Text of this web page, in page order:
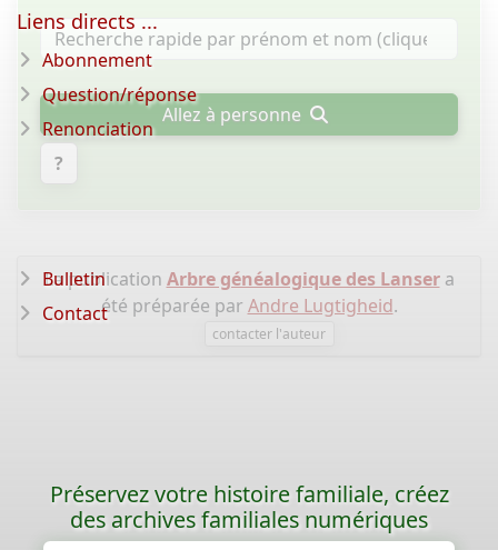
Allez à personne
?
La publication Arbre généalogique des Lansera
été préparée par Andre Lugtigheid.
contacter l'auteur
Liens directs ...
Abonnement
Question/réponse
Renonciation
Bulletin
Contact
Préservez votre histoire familiale, créez
des archives familiales numériques